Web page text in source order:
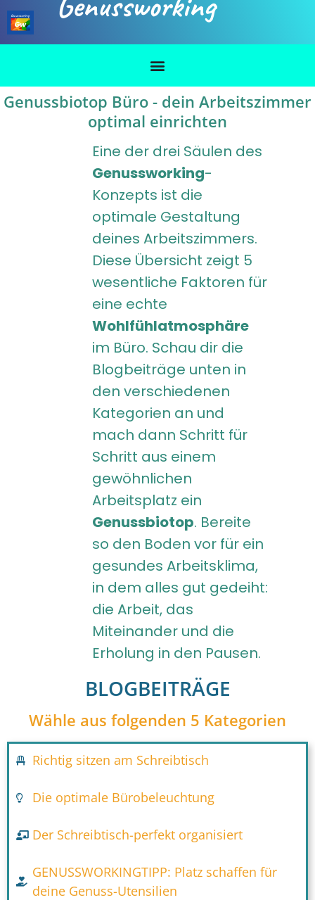
Genussbiotop Büro - dein Arbeitszimmer
optimal einrichten
Eine der drei Säulen des
Genussworking-
Konzepts ist die
optimale Gestaltung
deines Arbeitszimmers.
Diese Übersicht zeigt 5
wesentliche Faktoren für
eine echte
Wohlfühlatmosphäre
im Büro. Schau dir die
Blogbeiträge unten in
den verschiedenen
Kategorien an und
mach dann Schritt für
Schritt aus einem
gewöhnlichen
Arbeitsplatz ein
Genussbiotop. Bereite
so den Boden vor für ein
gesundes Arbeitsklima,
in dem alles gut gedeiht:
die Arbeit, das
Miteinander und die
Erholung in den Pausen.
BLOGBEITRÄGE
Wähle aus folgenden 5 Kategorien
Richtig sitzen am Schreibtisch
Die optimale Bürobeleuchtung
Der Schreibtisch-perfekt organisiert
GENUSSWORKINGTIPP: Platz schaffen für
deine Genuss-Utensilien